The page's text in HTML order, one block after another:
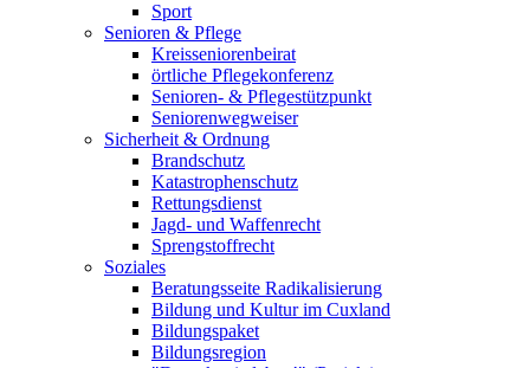
Sport
Senioren & Pflege
Kreisseniorenbeirat
örtliche Pflegekonferenz
Senioren- & Pflegestützpunkt
Seniorenwegweiser
Sicherheit & Ordnung
Brandschutz
Katastrophenschutz
Rettungsdienst
Jagd- und Waffenrecht
Sprengstoffrecht
Soziales
Beratungsseite Radikalisierung
Bildung und Kultur im Cuxland
Bildungspaket
Bildungsregion